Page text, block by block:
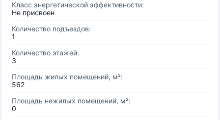
Класс энергетической эффективности:
Не присвоен
Количество подъездов:
1
Количество этажей:
3
Площадь жилых помещений, м²:
562
Площадь нежилых помещений, м²:
0